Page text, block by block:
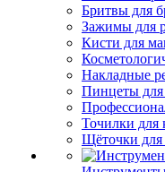
Бритвы для
Зажимы для
Кисти для
Накладные
Пинцеты для
Точилки для
Щёточки для